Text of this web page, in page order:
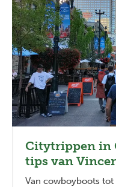
Citytrippen in
tips van
Van cowboyboots